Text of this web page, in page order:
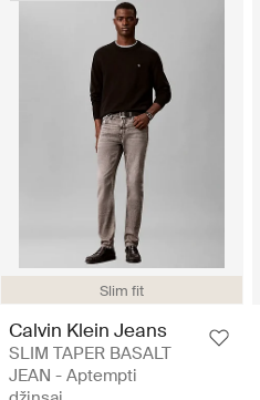
Slim fit
Calvin Klein Jeans
SLIM TAPER BASALT
JEAN - Aptempti